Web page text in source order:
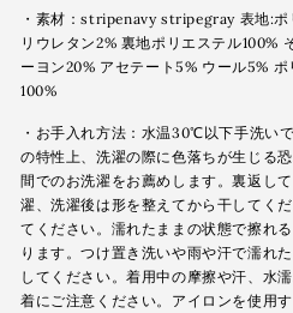
・素材：stripenavy stripegray 表地:ポ
リウレタン2% 裏地ポリエステル100%
ーヨン20% アセテート5% ウール5%
100%
・お手入れ方法：水温30℃以下手洗い
の特性上、洗濯の際に色落ちが生じる
間でのお洗濯をお薦めします。裏返し
濯、洗濯後は形を整えてから干してく
てください。濡れたままの状態で擦れ
ります。つけ置き洗いや雨や汗で濡れ
してください。着用中の摩擦や汗、水
着にご注意ください。アイロンを使用